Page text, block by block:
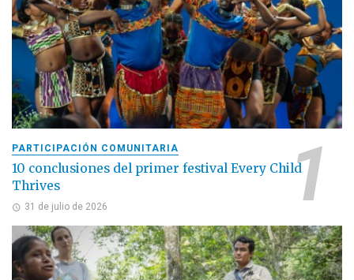
PARTICIPACIÓN COMUNITARIA
10 conclusiones del primer festival Every Child
Thrives
31 de julio de 2026